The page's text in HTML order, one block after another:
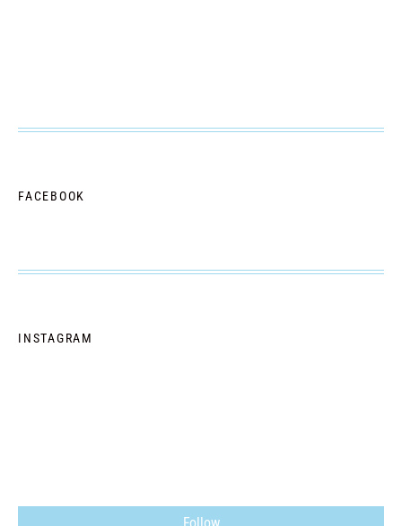
FACEBOOK
INSTAGRAM